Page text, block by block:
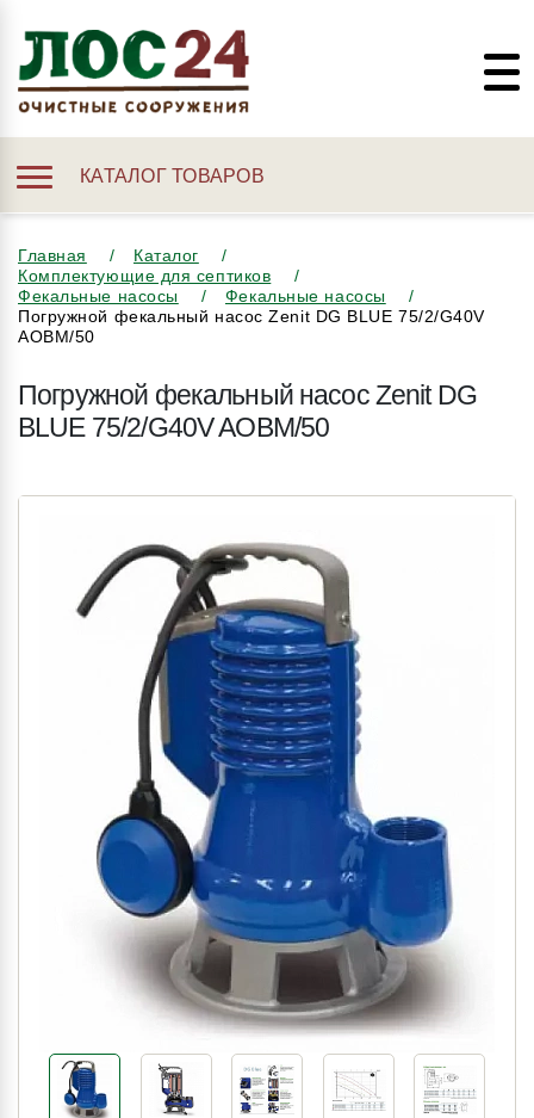
КАТАЛОГ ТОВАРОВ
Главная
Каталог
Комплектующие для септиков
Фекальные насосы
Фекальные насосы
Погружной фекальный насос Zenit DG BLUE 75/2/G40V
AOBM/50
Погружной фекальный насос Zenit DG
BLUE 75/2/G40V AOBM/50